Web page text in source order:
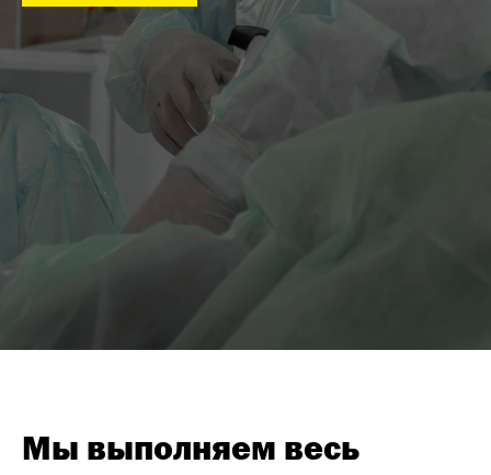
Мы выполняем весь